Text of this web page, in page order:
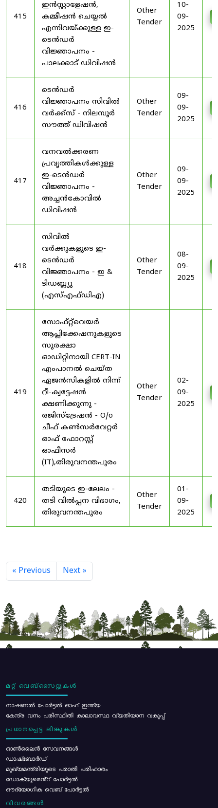
415
ഇൻസ്റ്റാളേഷൻ,
കമ്മീഷൻ ചെയ്യൽ
എന്നിവയ്ക്കുള്ള ഇ-
ടെൻഡർ
വിജ്ഞാപനം -
പാലക്കാട് ഡിവിഷൻ
Other
Tender
10-
09-
2025
416
ടെൻഡർ
വിജ്ഞാപനം സിവിൽ
വർക്ക്സ് - നിലമ്പൂർ
സൗത്ത് ഡിവിഷൻ
Other
Tender
09-
09-
2025
417
വനവൽക്കരണ
പ്രവൃത്തികൾക്കുള്ള
ഇ-ടെൻഡർ
വിജ്ഞാപനം -
അച്ചൻകോവിൽ
ഡിവിഷൻ
Other
Tender
09-
09-
2025
418
സിവിൽ
വർക്കുകളുടെ ഇ-
ടെൻഡർ
വിജ്ഞാപനം - ഇ &
ടിഡബ്ല്യു
(എസ്എഫ്ഡിഎ)
Other
Tender
08-
09-
2025
419
സോഫ്റ്റ്‌വെയർ
ആപ്ലിക്കേഷനുകളുടെ
സുരക്ഷാ
ഓഡിറ്റിനായി CERT-IN
എംപാനൽ ചെയ്ത
ഏജൻസികളിൽ നിന്ന്
റീ-ക്വട്ടേഷൻ
ക്ഷണിക്കുന്നു -
രജിസ്ട്രേഷൻ - O/o
ചീഫ് കൺസർവേറ്റർ
ഓഫ് ഫോറസ്റ്റ്
ഓഫീസർ
(IT),തിരുവനന്തപുരം
Other
Tender
02-
09-
2025
420
തടിയുടെ ഇ-ലേലം -
തടി വിൽപ്പന വിഭാഗം,
തിരുവനന്തപുരം
Other
Tender
01-
09-
2025
« Previous Next »
മറ്റ് വെബ്സൈറ്റുകൾ
നാഷണൽ പോർട്ടൽ ഓഫ് ഇന്ത്യ
കേന്ദ്ര വനം പരിസ്ഥിതി കാലാവസ്ഥ വ്യതിയാന വകുപ്പ്
പ്രധാനപ്പെട്ട ലിങ്കുകൾ
ഓൺലൈൻ സേവനങ്ങൾ
ഡാഷ്ബോർഡ്
മുഖ്യമന്ത്രിയുടെ പരാതി പരിഹാരം
ഡോക്യുമെൻ്റ് പോർട്ടൽ
ഔദ്യോഗിക വെബ് പോർട്ടൽ
വിവരങ്ങൾ